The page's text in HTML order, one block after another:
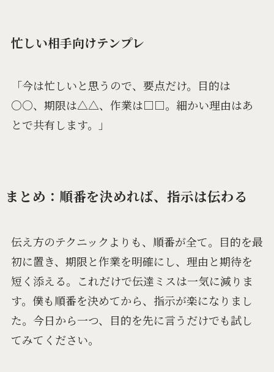
忙しい相手向けテンプレ
「今は忙しいと思うので、要点だけ。目的は
○○、期限は△△、作業は□□。細かい理由はあ
とで共有します。」
まとめ：順番を決めれば、指示は伝わる
伝え方のテクニックよりも、順番が全て。目的を最
初に置き、期限と作業を明確にし、理由と期待を
短く添える。これだけで伝達ミスは一気に減りま
す。僕も順番を決めてから、指示が楽になりまし
た。今日から一つ、目的を先に言うだけでも試し
てみてください。